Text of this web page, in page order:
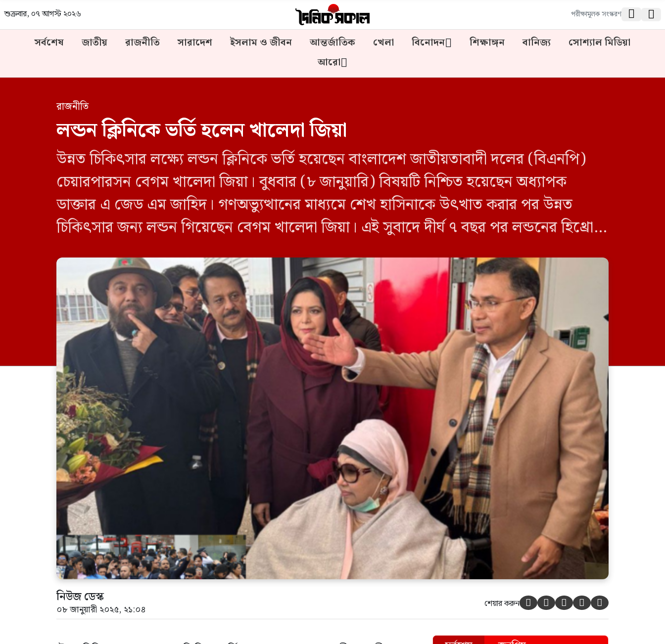
শুক্রবার, ০৭ আগস্ট ২০২৬ পরীক্ষামূলক সংস্করণ  
সর্বশেষ জাতীয় রাজনীতি সারাদেশ ইসলাম ও জীবন আন্তর্জাতিক খেলা বিনোদন শিক্ষাঙ্গন বানিজ্য
সোশ্যাল মিডিয়া
আরো
রাজনীতি
লন্ডন ক্লিনিকে ভর্তি হলেন খালেদা জিয়া
উন্নত চিকিৎসার লক্ষ্যে লন্ডন ক্লিনিকে ভর্তি হয়েছেন বাংলাদেশ জাতীয়তাবাদী দলের (বিএনপি)
চেয়ারপারসন বেগম খালেদা জিয়া। বুধবার (৮ জানুয়ারি) বিষয়টি নিশ্চিত হয়েছেন অধ্যাপক
ডাক্তার এ জেড এম জাহিদ। গণঅভ্যুত্থানের মাধ্যমে শেখ হাসিনাকে উৎখাত করার পর উন্নত
চিকিৎসার জন্য লন্ডন গিয়েছেন বেগম খালেদা জিয়া। এই সুবাদে দীর্ঘ ৭ বছর পর লন্ডনের হিথ্রো
নিউজ ডেস্ক
০৮ জানুয়ারী ২০২৫, ২১:০৪ শেয়ার করুন     